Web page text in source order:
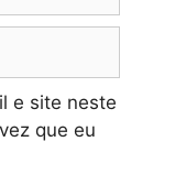
e site neste
que eu